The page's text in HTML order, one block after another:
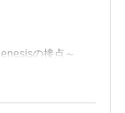
AIの現状と臨床応用
その操作可能性～腫
～
の新展開～IPMN・
の接点～